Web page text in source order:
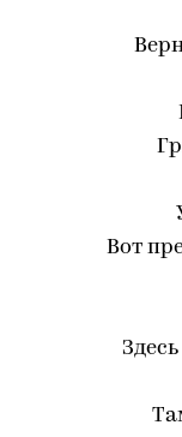
Вот